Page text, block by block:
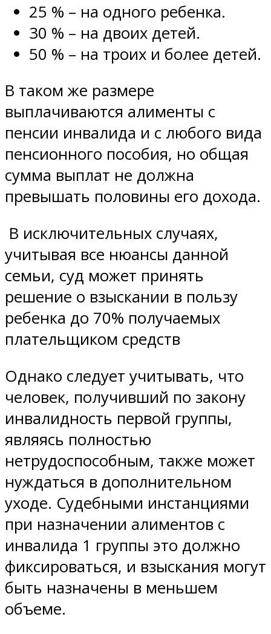
25 % – на одного ребенка.
30 % – на двоих детей.
50 % – на троих и более детей.
В таком же размере
выплачиваются алименты с
пенсии инвалида и с любого вида
пенсионного пособия, но общая
сумма выплат не должна
превышать половины его дохода.
В исключительных случаях,
учитывая все нюансы данной
семьи, суд может принять
решение о взыскании в пользу
ребенка до 70% получаемых
плательщиком средств
Однако следует учитывать, что
человек, получивший по закону
инвалидность первой группы,
являясь полностью
нетрудоспособным, также может
нуждаться в дополнительном
уходе. Судебными инстанциями
при назначении алиментов с
инвалида 1 группы это должно
фиксироваться, и взыскания могут
быть назначены в меньшем
объеме.